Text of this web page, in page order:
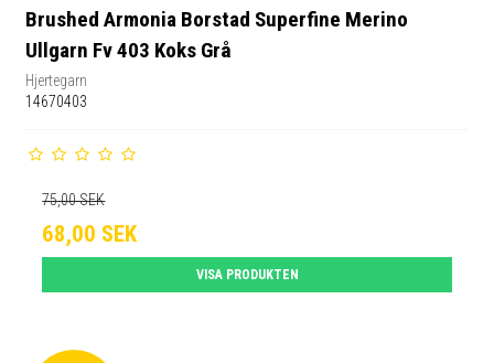
Brushed Armonia Borstad Superfine Merino
Ullgarn Fv 403 Koks Grå
Hjertegarn
14670403
75,00 SEK
68,00 SEK
VISA PRODUKTEN